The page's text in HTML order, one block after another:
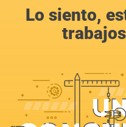
Lo siento,